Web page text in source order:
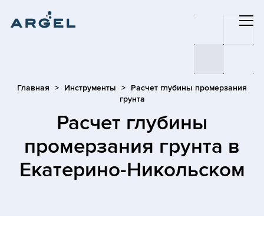
Главная Инструменты
Расчет глубины промерзания
грунта
Расчет глубины
промерзания грунта в
Екатерино-Никольском